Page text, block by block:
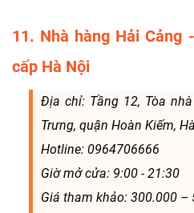
11. Nhà hàng Hải Cảng
cấp Hà Nội
Địa chỉ: Tầng 12, Tòa
Trưng, quận Hoàn Kiếm,
Hotline: 0964706666
Giờ mở cửa: 9:00 - 21:30
Giá tham khảo: 300.000 –